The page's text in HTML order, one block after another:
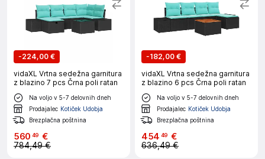
-224,00 €
vidaXL Vrtna sedežna garnitura
z blazino 7 pcs Črna poli ratan
Na voljo v 5-7 delovnih dneh
Prodajalec Kotiček Udobja
Brezplačna poštnina
560 49 €
784,49 €
-182,00 €
vidaXL Vrtna sedežna garnitura
z blazino 6 pcs Črna poli ratan
Na voljo v 5-7 delovnih dneh
Prodajalec Kotiček Udobja
Brezplačna poštnina
454 49 €
636,49 €